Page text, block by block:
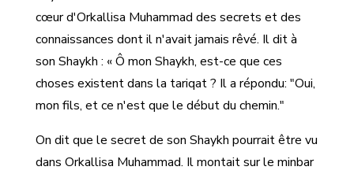
cœur d'Orkallisa Muhammad des secrets et des
connaissances dont il n'avait jamais rêvé. Il dit à
son Shaykh : « Ô mon Shaykh, est-ce que ces
choses existent dans la tariqat ? Il a répondu: "Oui,
mon fils, et ce n'est que le début du chemin."
On dit que le secret de son Shaykh pourrait être vu
dans Orkallisa Muhammad. Il montait sur le minbar